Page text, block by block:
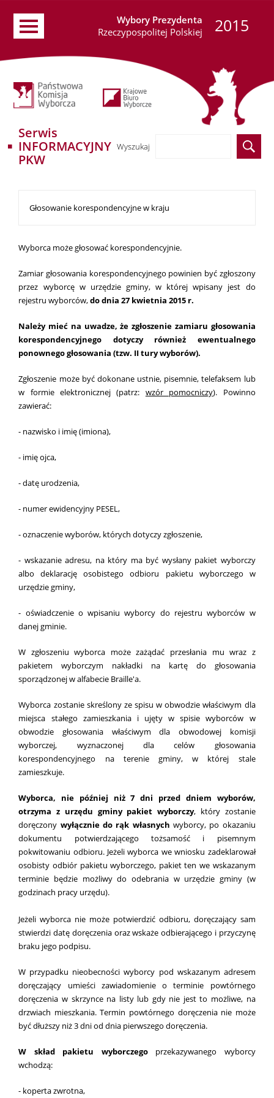
Wybory Prezydenta
Rzeczypospolitej Polskiej
2015
Serwis
INFORMACYJNY
PKW
Wyszukaj
Głosowanie korespondencyjne w kraju
Wyborca może głosować korespondencyjnie.
Zamiar głosowania korespondencyjnego powinien być zgłoszony
przez wyborcę w urzędzie gminy, w której wpisany jest do
rejestru wyborców,do dnia 27 kwietnia 2015 r.
Należy mieć na uwadze, że zgłoszenie zamiaru głosowania
korespondencyjnego dotyczy również ewentualnego
ponownego głosowania (tzw. II tury wyborów).
Zgłoszenie może być dokonane ustnie, pisemnie, telefaksem lub
w formie elektronicznej (patrz: wzór pomocniczy). Powinno
zawierać:
- nazwisko i imię (imiona),
- imię ojca,
- datę urodzenia,
- numer ewidencyjny PESEL,
- oznaczenie wyborów, których dotyczy zgłoszenie,
- wskazanie adresu, na który ma być wysłany pakiet wyborczy
albo deklarację osobistego odbioru pakietu wyborczego w
urzędzie gminy,
- oświadczenie o wpisaniu wyborcy do rejestru wyborców w
danej gminie.
W zgłoszeniu wyborca może zażądać przesłania mu wraz z
pakietem wyborczym nakładki na kartę do głosowania
sporządzonej w alfabecie Braille'a.
Wyborca zostanie skreślony ze spisu w obwodzie właściwym dla
miejsca stałego zamieszkania i ujęty w spisie wyborców w
obwodzie głosowania właściwym dla obwodowej komisji
wyborczej, wyznaczonej dla celów głosowania
korespondencyjnego na terenie gminy, w której stale
zamieszkuje.
Wyborca, nie później niż 7 dni przed dniem wyborów,
otrzyma z urzędu gminy pakiet wyborczy, który zostanie
doręczony wyłącznie do rąk własnych wyborcy, po okazaniu
dokumentu potwierdzającego tożsamość i pisemnym
pokwitowaniu odbioru. Jeżeli wyborca we wniosku zadeklarował
osobisty odbiór pakietu wyborczego, pakiet ten we wskazanym
terminie będzie możliwy do odebrania w urzędzie gminy (w
godzinach pracy urzędu).
Jeżeli wyborca nie może potwierdzić odbioru, doręczający sam
stwierdzi datę doręczenia oraz wskaże odbierającego i przyczynę
braku jego podpisu.
W przypadku nieobecności wyborcy pod wskazanym adresem
doręczający umieści zawiadomienie o terminie powtórnego
doręczenia w skrzynce na listy lub gdy nie jest to możliwe, na
drzwiach mieszkania. Termin powtórnego doręczenia nie może
być dłuższy niż 3 dni od dnia pierwszego doręczenia.
W skład pakietu wyborczegoprzekazywanego wyborcy
wchodzą:
- koperta zwrotna,